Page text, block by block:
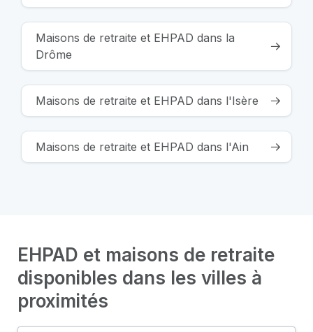
Maisons de retraite et EHPAD dans la
Drôme
Maisons de retraite et EHPAD dans l'Isère
Maisons de retraite et EHPAD dans l'Ain
EHPAD et maisons de retraite
disponibles dans les villes à
proximités